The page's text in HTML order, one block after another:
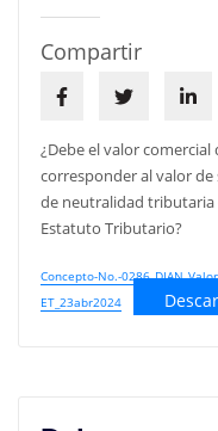
Compartir
¿Debe el valor
corresponder al valor
de neutralidad tributaria
Estatuto Tributario?
Concepto-No.-
ET_23abr2024